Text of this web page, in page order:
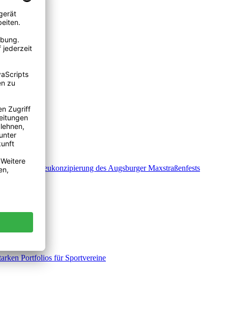
der Neukonzipierung des Augsburger Maxstraßenfests
Portfolios für Sportvereine